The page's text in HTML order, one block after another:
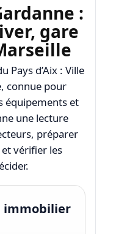
:
gare
Pays d’Aix : Ville
connue pour
équipements et
une lecture
préparer
vérifier les
immobilier